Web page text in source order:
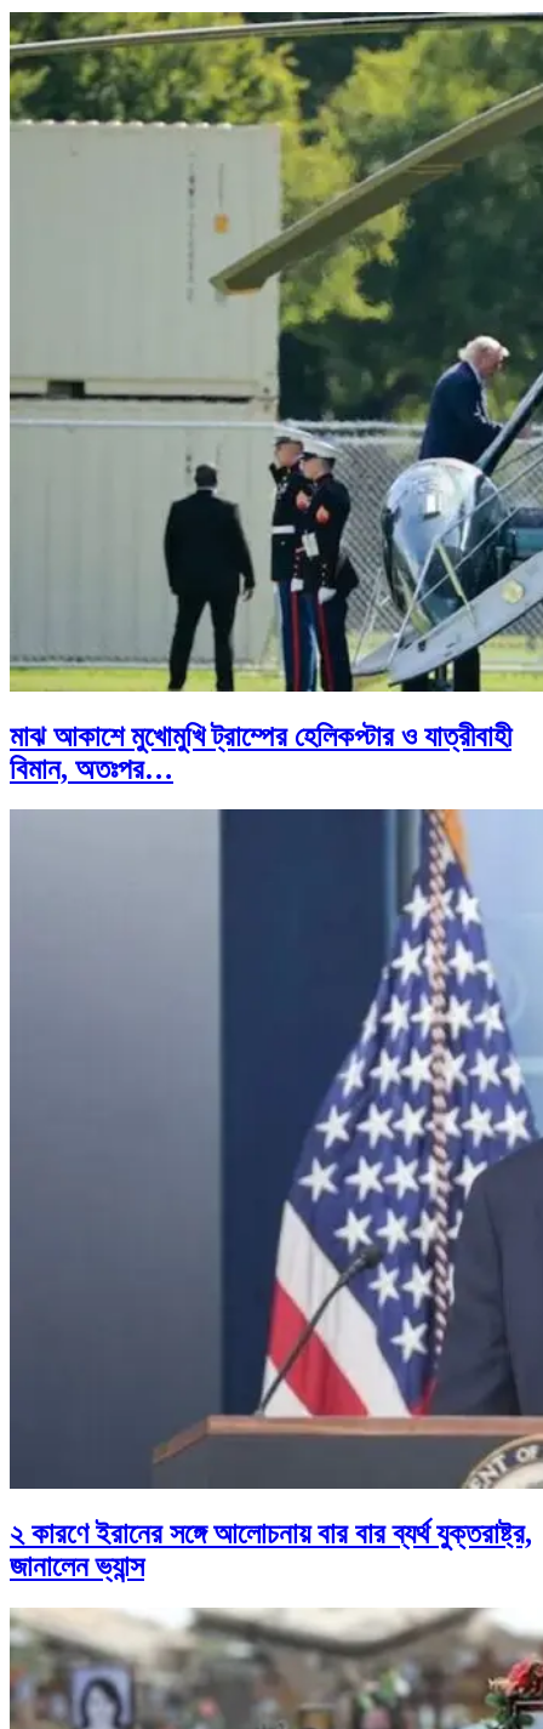
মাঝ আকাশে মুখোমুখি ট্রাম্পের হেলিকপ্টার ও যাত্রীবাহী
বিমান, অতঃপর…
২ কারণে ইরানের সঙ্গে আলোচনায় বার বার ব্যর্থ যুক্তরাষ্ট্র,
জানালেন ভ্যান্স